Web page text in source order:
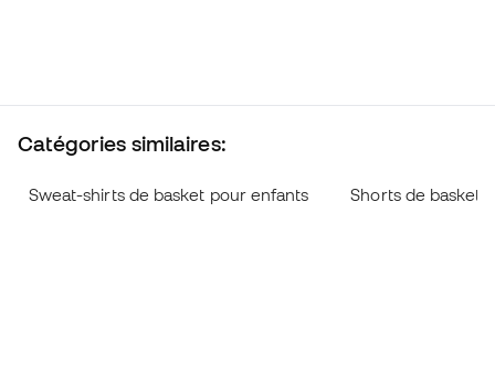
Catégories similaires:
Sweat-shirts de basket pour enfants Shorts de